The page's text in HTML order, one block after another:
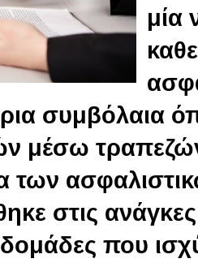
μία
συμβόλαια
μέσω
των
στις
που